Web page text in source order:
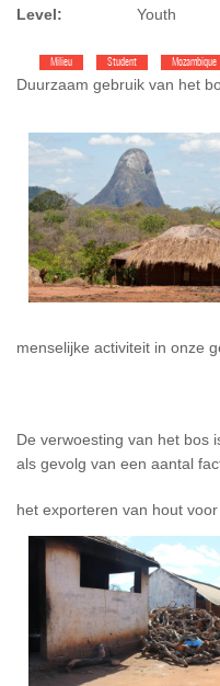
Level:
Youth
Milieu Student Mozambique
Duurzaam gebruik van het
menselijke activiteit in onze
De verwoesting van het bos
als gevolg van een aantal
het exporteren van hout voor